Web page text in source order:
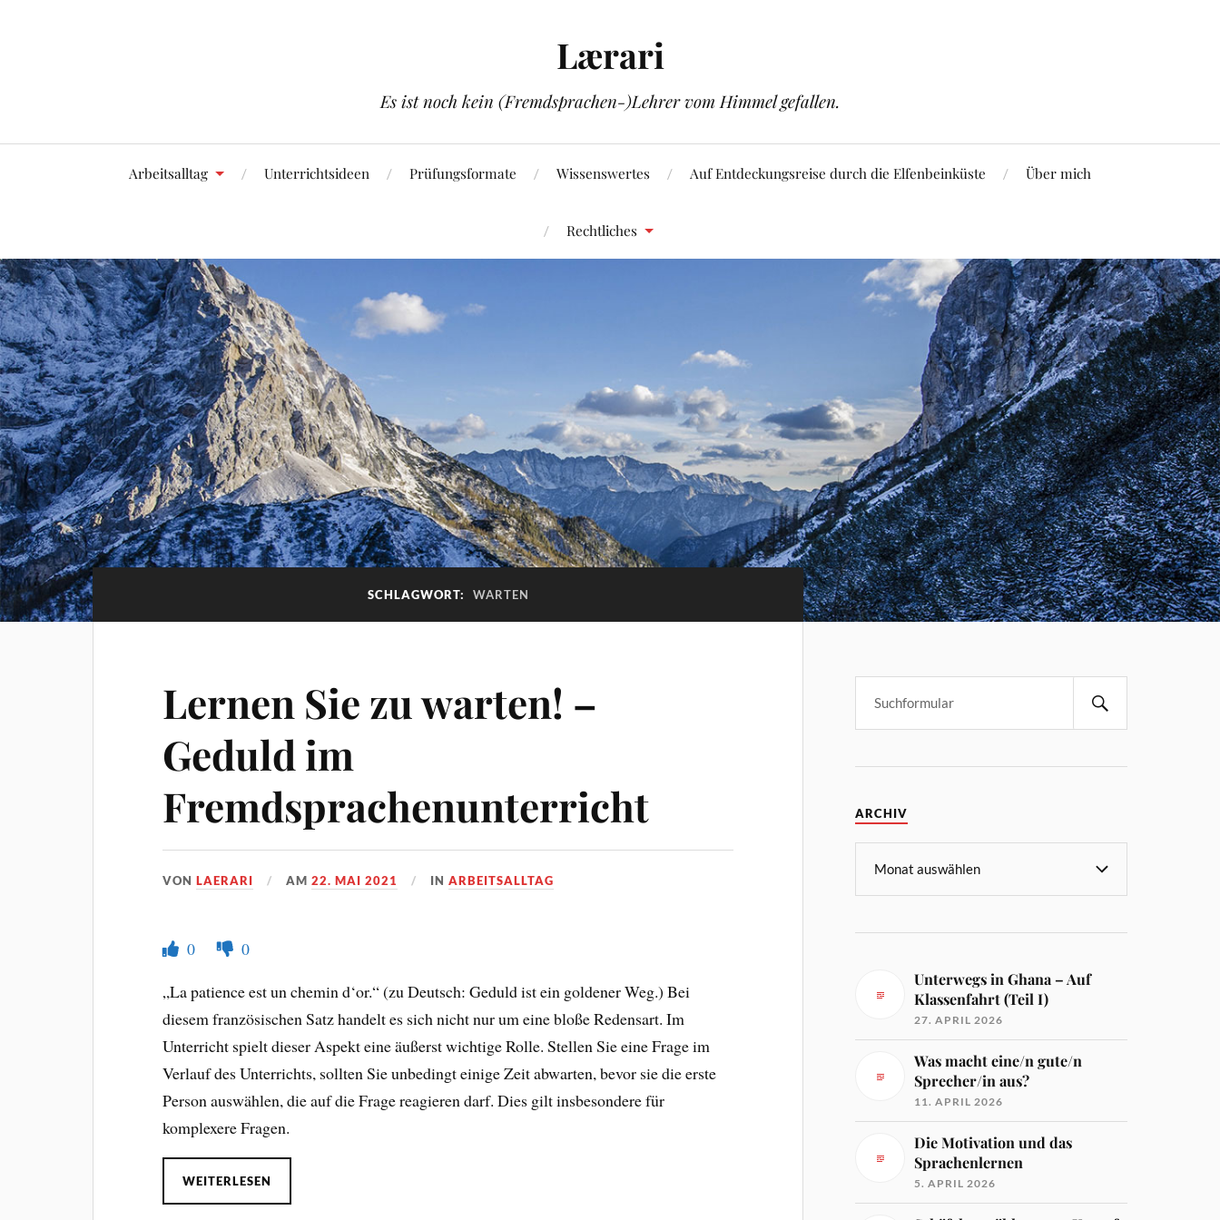
Lærari
Es ist noch kein (Fremdsprachen-)Lehrer vom Himmel gefallen.
Arbeitsalltag Unterrichtsideen Prüfungsformate Wissenswertes Auf Entdeckungsreise durch die Elfenbeinküste Über mich
Rechtliches
SCHLAGWORT: WARTEN
Lernen Sie zu warten! –
Geduld im
Fremdsprachenunterricht
VONLAERARI AM22. MAI 2021 INARBEITSALLTAG
0
0
„La patience est un chemin d‘or.“ (zu Deutsch: Geduld ist ein goldener Weg.) Bei
diesem französischen Satz handelt es sich nicht nur um eine bloße Redensart. Im
Unterricht spielt dieser Aspekt eine äußerst wichtige Rolle. Stellen Sie eine Frage im
Verlauf des Unterrichts, sollten Sie unbedingt einige Zeit abwarten, bevor sie die erste
Person auswählen, die auf die Frage reagieren darf. Dies gilt insbesondere für
komplexere Fragen.
WEITERLESEN
ARCHIV
Unterwegs in Ghana – Auf
Klassenfahrt (Teil I)
27. APRIL 2026
Was macht eine/n gute/n
Sprecher/in aus?
11. APRIL 2026
Die Motivation und das
Sprachenlernen
5. APRIL 2026